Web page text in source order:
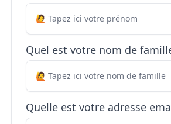
Quel est votre nom de
Quelle est votre adresse